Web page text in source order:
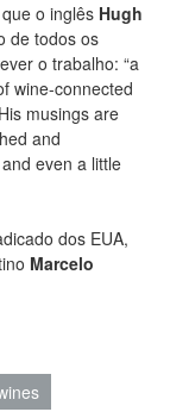
o inglês Hugh
de todos os
o trabalho: “a
wine-connected
musings are
and
even a little
dos EUA,
Marcelo